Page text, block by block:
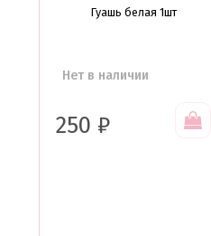
Гуашь белая 1шт
Нет в наличии
250 ₽